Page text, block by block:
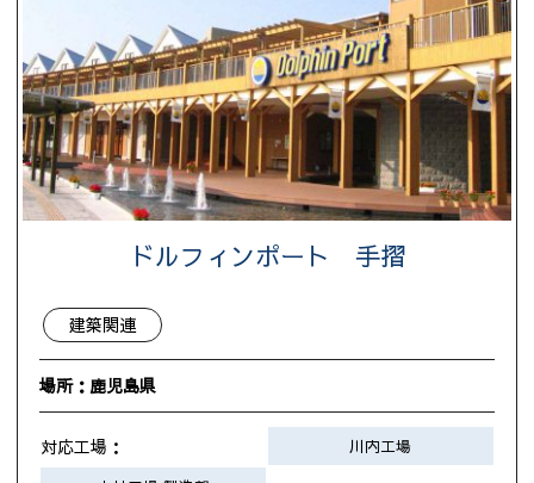
ドルフィンポート 手摺
建築関連
場所：鹿児島県
対応工場：
川内工場